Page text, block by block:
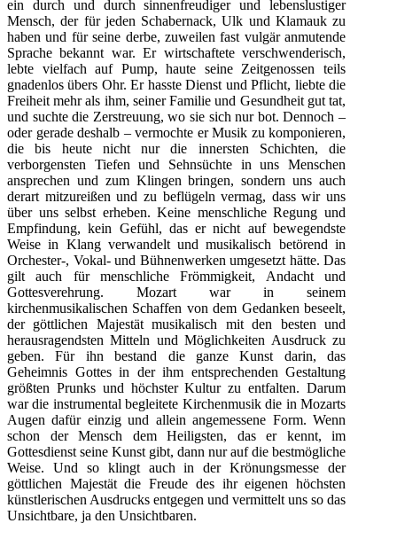
ein durch und durch sinnenfreudiger und lebenslustiger
Mensch, der für jeden Schabernack, Ulk und Klamauk zu
haben und für seine derbe, zuweilen fast vulgär anmutende
Sprache bekannt war. Er wirtschaftete verschwenderisch,
lebte vielfach auf Pump, haute seine Zeitgenossen teils
gnadenlos übers Ohr. Er hasste Dienst und Pflicht, liebte die
Freiheit mehr als ihm, seiner Familie und Gesundheit gut tat,
und suchte die Zerstreuung, wo sie sich nur bot. Dennoch –
oder gerade deshalb – vermochte er Musik zu komponieren,
die bis heute nicht nur die innersten Schichten, die
verborgensten Tiefen und Sehnsüchte in uns Menschen
ansprechen und zum Klingen bringen, sondern uns auch
derart mitzureißen und zu beflügeln vermag, dass wir uns
über uns selbst erheben. Keine menschliche Regung und
Empfindung, kein Gefühl, das er nicht auf bewegendste
Weise in Klang verwandelt und musikalisch betörend in
Orchester-, Vokal- und Bühnenwerken umgesetzt hätte. Das
gilt auch für menschliche Frömmigkeit, Andacht und
Gottesverehrung. Mozart war in seinem
kirchenmusikalischen Schaffen von dem Gedanken beseelt,
der göttlichen Majestät musikalisch mit den besten und
herausragendsten Mitteln und Möglichkeiten Ausdruck zu
geben. Für ihn bestand die ganze Kunst darin, das
Geheimnis Gottes in der ihm entsprechenden Gestaltung
größten Prunks und höchster Kultur zu entfalten. Darum
war die instrumental begleitete Kirchenmusik die in Mozarts
Augen dafür einzig und allein angemessene Form. Wenn
schon der Mensch dem Heiligsten, das er kennt, im
Gottesdienst seine Kunst gibt, dann nur auf die bestmögliche
Weise. Und so klingt auch in der Krönungsmesse der
göttlichen Majestät die Freude des ihr eigenen höchsten
künstlerischen Ausdrucks entgegen und vermittelt uns so das
Unsichtbare, ja den Unsichtbaren.